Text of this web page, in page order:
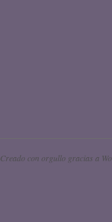
Creado con orgullo gracias a